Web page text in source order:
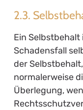
2.3.
Ein Selbstbehalt
Schadensfall
der
normalerweise
Überlegung,